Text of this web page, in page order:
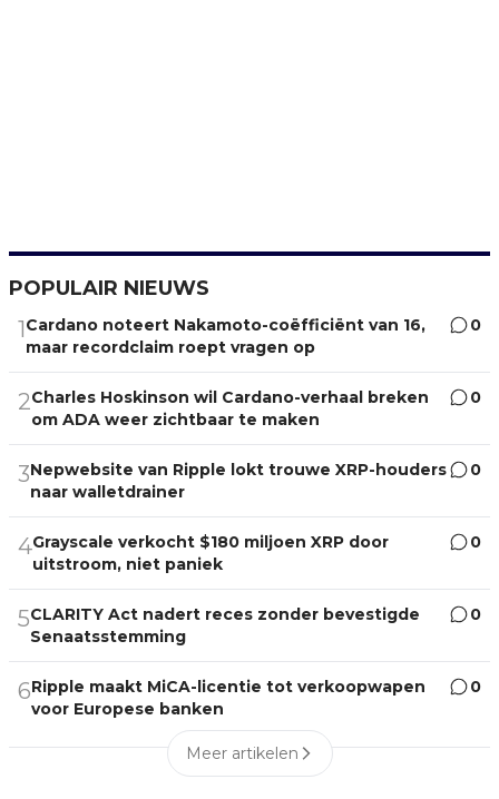
POPULAIR NIEUWS
1Cardano noteert Nakamoto-coëfficiënt van 16,
maar recordclaim roept vragen op
0
2Charles Hoskinson wil Cardano-verhaal breken
om ADA weer zichtbaar te maken
0
3Nepwebsite van Ripple lokt trouwe XRP-houders
naar walletdrainer
0
4Grayscale verkocht $180 miljoen XRP door
uitstroom, niet paniek
0
5CLARITY Act nadert reces zonder bevestigde
Senaatsstemming
0
6Ripple maakt MiCA-licentie tot verkoopwapen
voor Europese banken
0
Meer artikelen